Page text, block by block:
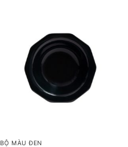
BỘ MÀU ĐEN